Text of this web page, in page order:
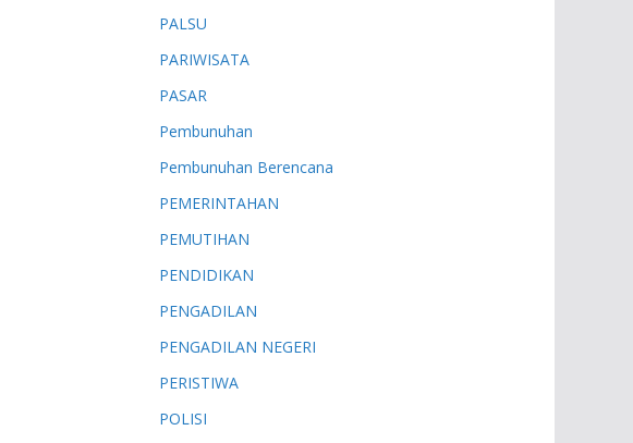
PALSU
PARIWISATA
PASAR
Pembunuhan
Pembunuhan Berencana
PEMERINTAHAN
PEMUTIHAN
PENDIDIKAN
PENGADILAN
PENGADILAN NEGERI
PERISTIWA
POLISI